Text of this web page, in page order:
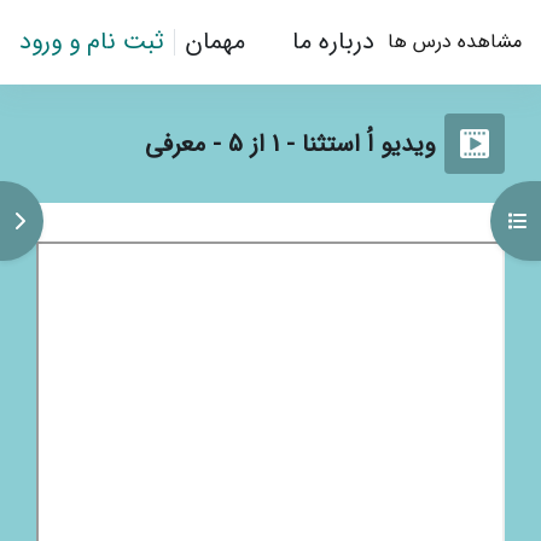
مشاهده درس ها درباره ما مهمان ثبت نام و ورود
ویدیو اُ استثنا - 1 از 5 - معرفی
فهرست درس
نیازمندی‌های تکمیل